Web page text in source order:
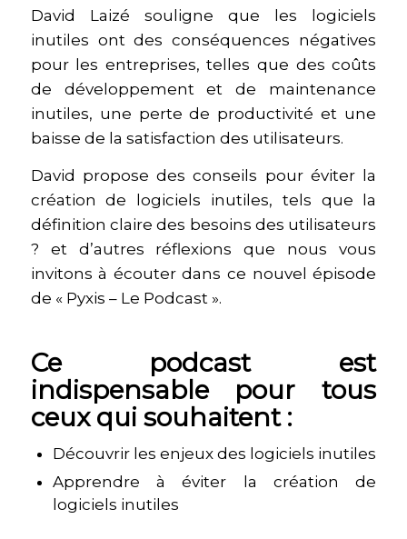
David Laizé souligne que les logiciels
inutiles ont des conséquences négatives
pour les entreprises, telles que des coûts
de développement et de maintenance
inutiles, une perte de productivité et une
baisse de la satisfaction des utilisateurs.
David propose des conseils pour éviter la
création de logiciels inutiles, tels que la
définition claire des besoins des utilisateurs
? et d’autres réflexions que nous vous
invitons à écouter dans ce nouvel épisode
de « Pyxis – Le Podcast ».
Ce podcast est
indispensable pour tous
ceux qui souhaitent :
Découvrir les enjeux des logiciels inutiles
Apprendre à éviter la création de
logiciels inutiles